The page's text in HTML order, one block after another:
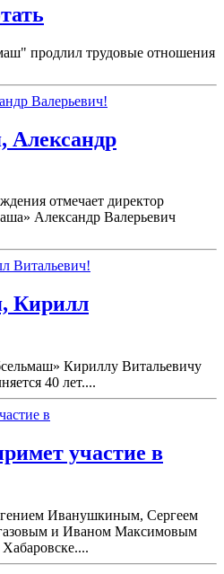
продлил трудовые отношения
Александр
отмечает директор
Александр Валерьевич
Кирилл
Кириллу Витальевичу
40 лет....
участие в
Иванушкиным, Сергеем
и Иваном Максимовым